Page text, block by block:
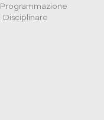
Programmazione
Disciplinare